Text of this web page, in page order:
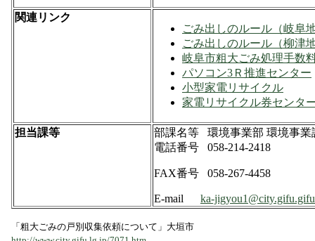
関連リンク
ごみ出しのルール（岐阜
ごみ出しのルール（柳津
岐阜市粗大ごみ処理手数
パソコン3Ｒ推進センター
小型家電リサイクル
家電リサイクル券センタ
担当課等 部課名等
環境事業部 環境事業
電話番号 058-214-2418
FAX番号 058-267-4458
E-mail ka-
「粗大ごみの戸別収集依頼について」大垣市